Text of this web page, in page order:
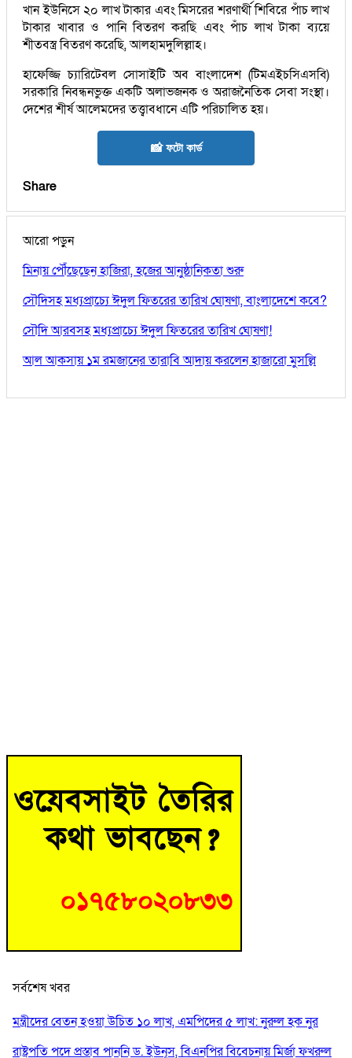
খান ইউনিসে ২০ লাখ টাকার এবং মিসরের শরণার্থী শিবিরে পাঁচ লাখ
টাকার খাবার ও পানি বিতরণ করছি এবং পাঁচ লাখ টাকা ব্যয়ে
শীতবস্ত্র বিতরণ করেছি, আলহামদুলিল্লাহ।
হাফেজ্জি চ্যারিটেবল সোসাইটি অব বাংলাদেশ (টিমএইচসিএসবি)
সরকারি নিবন্ধনভুক্ত একটি অলাভজনক ও অরাজনৈতিক সেবা সংস্থা।
দেশের শীর্ষ আলেমদের তত্ত্বাবধানে এটি পরিচালিত হয়।
📸 ফটো কার্ড
Share
আরো পড়ুন
মিনায় পৌঁছেছেন হাজিরা, হজের আনুষ্ঠানিকতা শুরু
সৌদিসহ মধ্যপ্রাচ্যে ঈদুল ফিতরের তারিখ ঘোষণা, বাংলাদেশে কবে?
সৌদি আরবসহ মধ্যপ্রাচ্যে ঈদুল ফিতরের তারিখ ঘোষণা!
আল আকসায় ১ম রমজানের তারাবি আদায় করলেন হাজারো মুসল্লি
সর্বশেষ খবর
মন্ত্রীদের বেতন হওয়া উচিত ১০ লাখ, এমপিদের ৫ লাখ: নুরুল হক নুর
রাষ্ট্রপতি পদে প্রস্তাব পাননি ড. ইউনূস, বিএনপির বিবেচনায় মির্জা ফখরুল